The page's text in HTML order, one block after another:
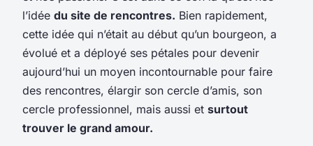
l’idée du site de rencontres. Bien rapidement,
cette idée qui n’était au début qu’un bourgeon, a
évolué et a déployé ses pétales pour devenir
aujourd’hui un moyen incontournable pour faire
des rencontres, élargir son cercle d’amis, son
cercle professionnel, mais aussi et surtout
trouver le grand amour.